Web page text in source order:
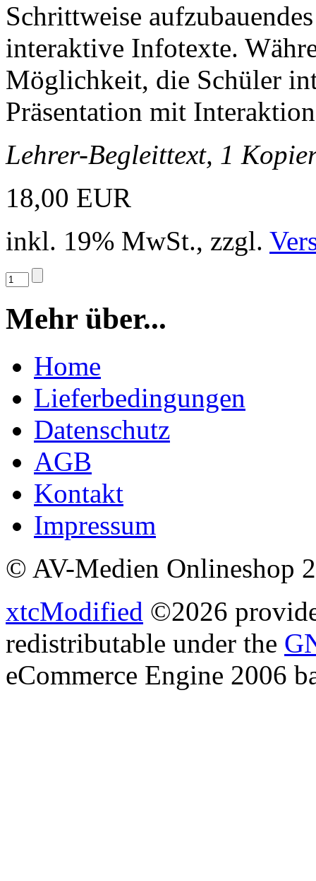
Schrittweise
interaktive Infotexte.
Möglichkeit, die Schüler
Präsentation mit
Lehrer-Begleittext, 1
18,00 EUR
inkl. 19% MwSt., zzgl.
Mehr über...
Home
Lieferbedingungen
Datenschutz
AGB
Kontakt
Impressum
© AV-Medien Onlineshop
xtcModified ©2026
redistributable under the
eCommerce Engine 2006